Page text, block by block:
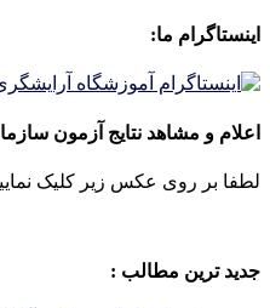
اینستاگرام ما:
اعلام و مشاهد نتایج آزمون
لطفا بر روی عکس زیر کلیک
جدید ترین مطالب :